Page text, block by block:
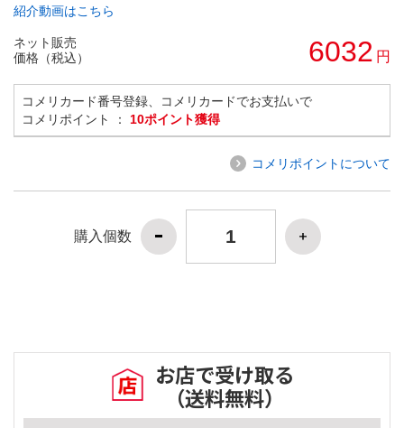
紹介動画はこちら
ネット販売
価格（税込）
6032 円
コメリカード番号登録、コメリカードでお支払いで
コメリポイント ： 10ポイント獲得
コメリポイントについて
購入個数
お店で受け取る
（送料無料）